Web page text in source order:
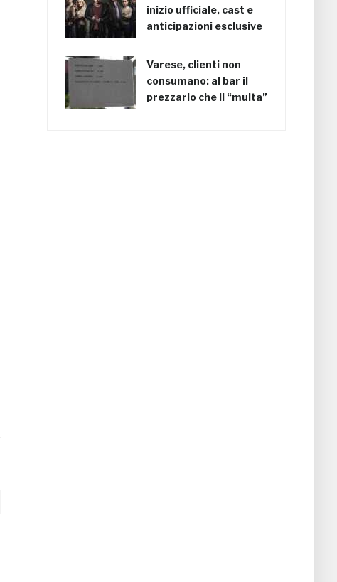
inizio ufficiale, cast e
anticipazioni esclusive
Varese, clienti non
consumano: al bar il
prezzario che li “multa”